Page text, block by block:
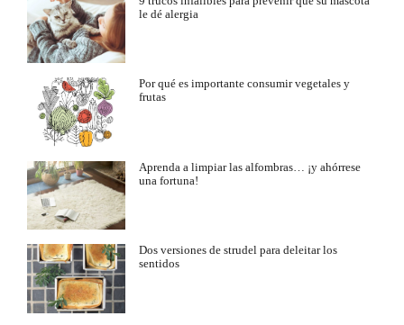
le dé alergia
Por qué es importante consumir vegetales y
frutas
Aprenda a limpiar las alfombras… ¡y ahórrese
una fortuna!
Dos versiones de strudel para deleitar los
sentidos